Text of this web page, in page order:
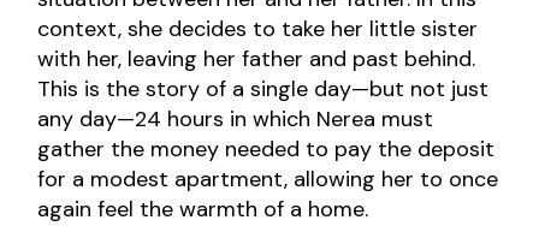
context, she decides to take her little sister
with her, leaving her father and past behind.
This is the story of a single day—but not just
any day—24 hours in which Nerea must
gather the money needed to pay the deposit
for a modest apartment, allowing her to once
again feel the warmth of a home.